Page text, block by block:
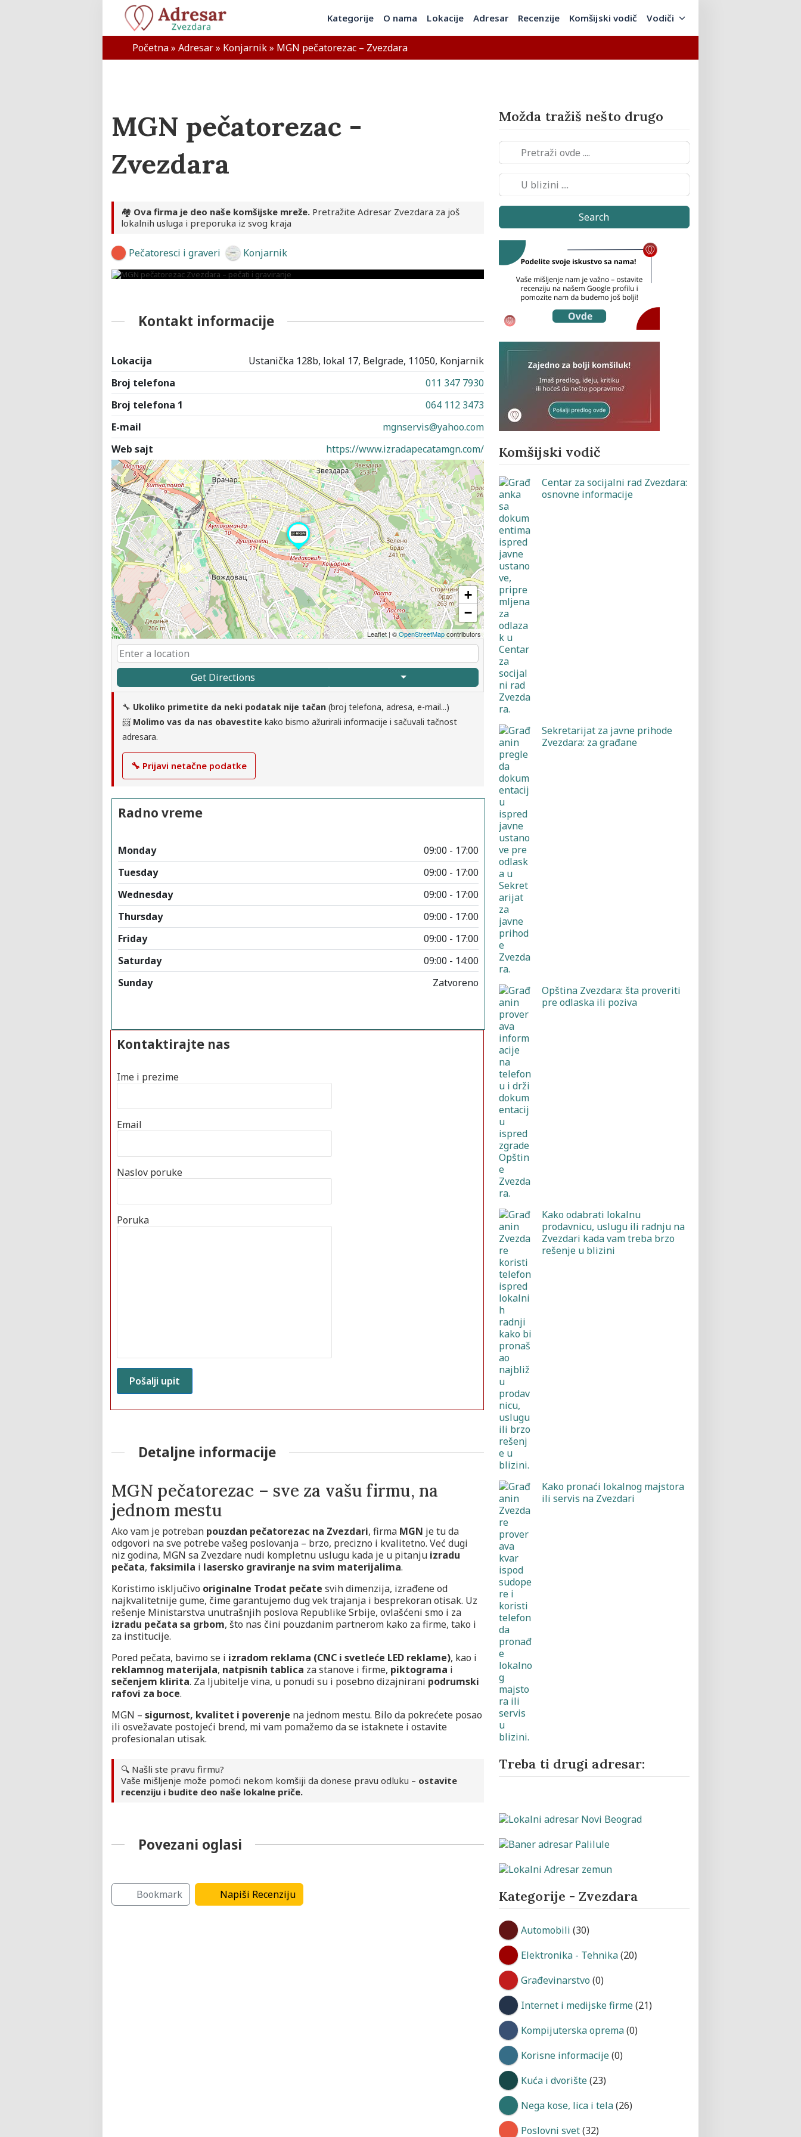
Adresar Zvezdara
Kategorije O nama Lokacije Adresar Recenzije Komšijski vodič Vodiči
Početna» Adresar» Konjarnik» MGN pečatorezac – Zvezdara
MGN pečatorezac -
Zvezdara
🏘️ Ova firma je deo naše komšijske mreže. Pretražite Adresar Zvezdara za još
lokalnih usluga i preporuka iz svog kraja
Pečatoresci i graveri Konjarnik
Kontakt informacije
Lokacija
Ustanička 128b, lokal 17, Belgrade, 11050, Konjarnik
Broj telefona
011 347 7930
Broj telefona 1
064 112 3473
E-mail
mgnservis@yahoo.com
Web sajt
https://www.izradapecatamgn.com/
+
−
Leaflet| ©OpenStreetMapcontributors
Get Directions
🔧 Ukoliko primetite da neki podatak nije tačan (broj telefona, adresa, e-mail...)
📨 Molimo vas da nas obavestite kako bismo ažurirali informacije i sačuvali tačnost
adresara.
🔧 Prijavi netačne podatke
Radno vreme
Monday
09:00 - 17:00
Tuesday
09:00 - 17:00
Wednesday
09:00 - 17:00
Thursday
09:00 - 17:00
Friday
09:00 - 17:00
Saturday
09:00 - 14:00
Sunday
Zatvoreno
Kontaktirajte nas
Ime i prezime
Email
Naslov poruke
Poruka
Detaljne informacije
MGN pečatorezac – sve za vašu firmu, na
jednom mestu
Ako vam je potreban pouzdan pečatorezac na Zvezdari, firma MGN je tu da
odgovori na sve potrebe vašeg poslovanja – brzo, precizno i kvalitetno. Već dugi
niz godina, MGN sa Zvezdare nudi kompletnu uslugu kada je u pitanju izradu
pečata, faksimila i lasersko graviranje na svim materijalima.
Koristimo isključivo originalne Trodat pečate svih dimenzija, izrađene od
najkvalitetnije gume, čime garantujemo dug vek trajanja i besprekoran otisak. Uz
rešenje Ministarstva unutrašnjih poslova Republike Srbije, ovlašćeni smo i za
izradu pečata sa grbom, što nas čini pouzdanim partnerom kako za firme, tako i
za institucije.
Pored pečata, bavimo se i izradom reklama (CNC i svetleće LED reklame), kao i
reklamnog materijala, natpisnih tablica za stanove i firme, piktograma i
sečenjem klirita. Za ljubitelje vina, u ponudi su i posebno dizajnirani podrumski
rafovi za boce.
MGN – sigurnost, kvalitet i poverenje na jednom mestu. Bilo da pokrećete posao
ili osvežavate postojeći brend, mi vam pomažemo da se istaknete i ostavite
profesionalan utisak.
🔍 Našli ste pravu firmu?
Vaše mišljenje može pomoći nekom komšiji da donese pravu odluku – ostavite
recenziju i budite deo naše lokalne priče.
Povezani oglasi
Bookmark Napiši Recenziju
Možda tražiš nešto drugo
Search
Komšijski vodič
Centar za socijalni rad Zvezdara:
osnovne informacije
Sekretarijat za javne prihode
Zvezdara: za građane
Opština Zvezdara: šta proveriti
pre odlaska ili poziva
Kako odabrati lokalnu
prodavnicu, uslugu ili radnju na
Zvezdari kada vam treba brzo
rešenje u blizini
Kako pronaći lokalnog majstora
ili servis na Zvezdari
Treba ti drugi adresar:
Kategorije - Zvezdara
Automobili (30)
Elektronika - Tehnika(20)
Građevinarstvo (0)
Internet i medijske firme(21)
Kompijuterska oprema(0)
Korisne informacije(0)
Kuća i dvorište(23)
Nega kose, lica i tela(26)
Poslovni svet(32)